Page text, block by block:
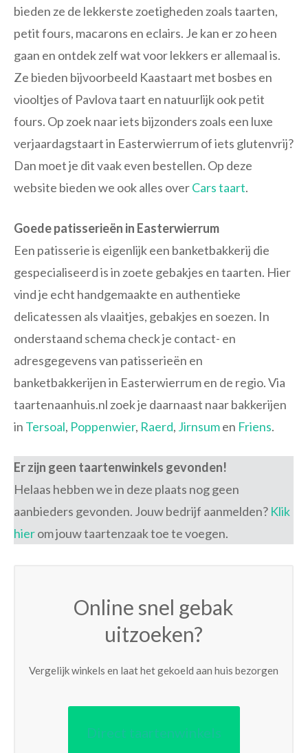
bieden ze de lekkerste zoetigheden zoals taarten,
petit fours, macarons en eclairs. Je kan er zo heen
gaan en ontdek zelf wat voor lekkers er allemaal is.
Ze bieden bijvoorbeeld Kaastaart met bosbes en
viooltjes of Pavlova taart en natuurlijk ook petit
fours. Op zoek naar iets bijzonders zoals een luxe
verjaardagstaart in Easterwierrum of iets glutenvrij?
Dan moet je dit vaak even bestellen. Op deze
website bieden we ook alles overCars taart.
Goede patisserieën in Easterwierrum
Een patisserie is eigenlijk een banketbakkerij die
gespecialiseerd is in zoete gebakjes en taarten. Hier
vind je echt handgemaakte en authentieke
delicatessen als vlaaitjes, gebakjes en soezen. In
onderstaand schema check je contact- en
adresgegevens van patisserieën en
banketbakkerijen in Easterwierrum en de regio. Via
taartenaanhuis.nl zoek je daarnaast naar bakkerijen
in Tersoal, Poppenwier, Raerd, Jirnsumen Friens.
Er zijn geen taartenwinkels gevonden!
Helaas hebben we in deze plaats nog geen
aanbieders gevonden. Jouw bedrijf aanmelden? Klik
hierom jouw taartenzaak toe te voegen.
Online snel gebak
uitzoeken?
Vergelijk winkels en laat het gekoeld aan huis bezorgen
Direct taartenwinkels